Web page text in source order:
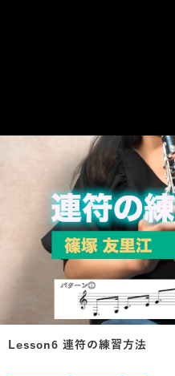
Lesson6 連符の練習方法